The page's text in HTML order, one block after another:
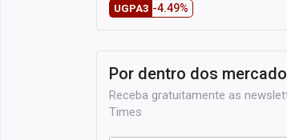
UGPA3 -4.49%
Por dentro dos
Receba gratuitamente as
Times